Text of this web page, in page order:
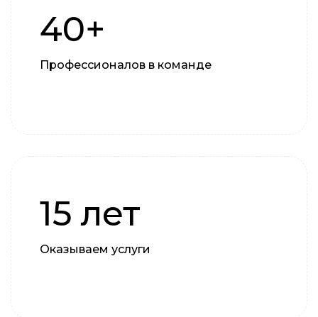
40+
Профессионалов в команде
15 лет
Оказываем услуги